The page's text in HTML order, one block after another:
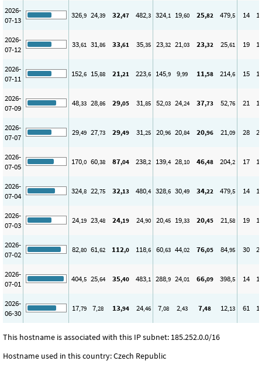
2026-
07-13
326,9 24,39 32,47 482,3 324,1 19,60 25,82 479,5 14
2026-
07-12
33,61 31,86 33,61 35,35 23,32 21,03 23,32 25,61 19
2026-
07-11
152,6 15,88 21,21 223,6 145,9 9,99 11,58 214,6 15
2026-
07-09
48,33 28,86 29,05 31,85 52,03 24,24 37,73 52,76 21
2026-
07-07
29,49 27,73 29,49 31,25 20,96 20,84 20,96 21,09 28
2026-
07-05
170,0 60,38 87,04 238,2 139,4 28,10 46,48 204,2 17
2026-
07-04
324,8 22,75 32,13 480,4 328,6 30,49 34,22 479,5 14
2026-
07-03
24,19 23,48 24,19 24,90 20,45 19,33 20,45 21,58 19
2026-
07-02
82,80 61,62 112,0 118,6 60,63 44,02 76,05 84,95 30
2026-
07-01
404,5 25,64 35,40 483,1 288,9 24,01 66,09 398,5 14
2026-
06-30
17,79 7,28 13,94 24,46 7,08 2,43 7,48 12,13 61
This hostname is associated with this IP subnet: 185.252.0.0/16
Hostname used in this country: Czech Republic